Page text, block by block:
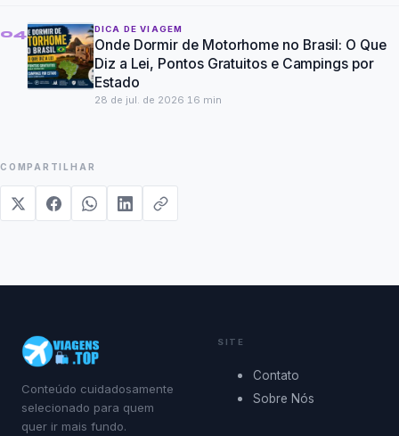
04 DICA DE VIAGEM
Onde Dormir de Motorhome no Brasil: O Que
Diz a Lei, Pontos Gratuitos e Campings por
Estado
28 de jul. de 2026 16 min
COMPARTILHAR
Conteúdo cuidadosamente
selecionado para quem
quer ir mais fundo.
SITE
Contato
Sobre Nós